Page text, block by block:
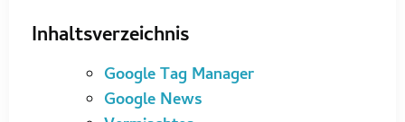
Inhaltsverzeichnis
Google Tag Manager
Google News